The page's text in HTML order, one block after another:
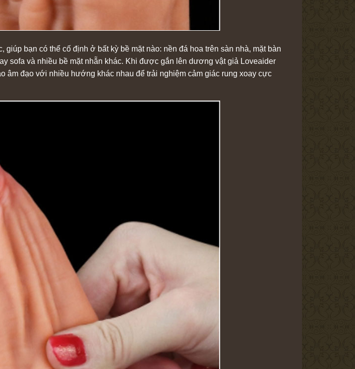
bạn có thể cố định ở bất kỳ bề mặt nào: nền đá hoa trên sàn nhà, mặt bàn
sofa và nhiều bề mặt nhẵn khác. Khi được gắn lên dương vật giả Loveaider
âm đạo với nhiều hướng khác nhau để trải nghiệm cảm giác rung xoay cực